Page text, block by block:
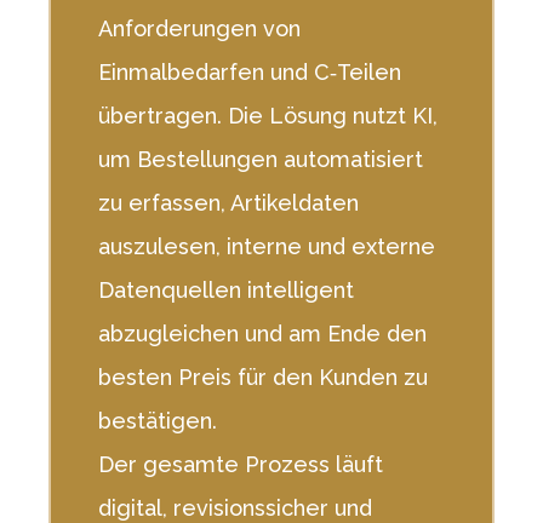
Anforderungen von
Einmalbedarfen und C‑Teilen
übertragen. Die Lösung nutzt KI,
um Bestellungen automatisiert
zu erfassen, Artikeldaten
auszulesen, interne und externe
Datenquellen intelligent
abzugleichen und am Ende den
besten Preis für den Kunden zu
bestätigen.
Der gesamte Prozess läuft
digital, revisionssicher und